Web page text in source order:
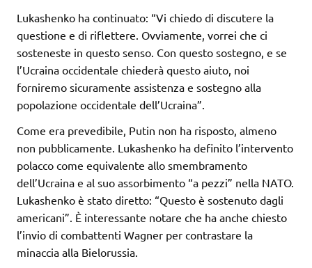
Lukashenko ha continuato: “Vi chiedo di discutere la
questione e di riflettere. Ovviamente, vorrei che ci
sosteneste in questo senso. Con questo sostegno, e se
l’Ucraina occidentale chiederà questo aiuto, noi
forniremo sicuramente assistenza e sostegno alla
popolazione occidentale dell’Ucraina”.
Come era prevedibile, Putin non ha risposto, almeno
non pubblicamente. Lukashenko ha definito l’intervento
polacco come equivalente allo smembramento
dell’Ucraina e al suo assorbimento “a pezzi” nella NATO.
Lukashenko è stato diretto: “Questo è sostenuto dagli
americani”. È interessante notare che ha anche chiesto
l’invio di combattenti Wagner per contrastare la
minaccia alla Bielorussia.